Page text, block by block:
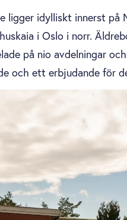
ligger idylliskt innerst
i Oslo i norr.
på nio avdelningar
och ett erbjudande för